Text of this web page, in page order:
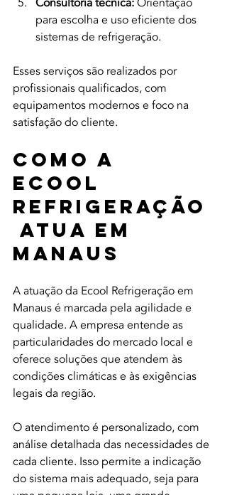
para escolha e uso eficiente dos
sistemas de refrigeração.
Esses serviços são realizados por
profissionais qualificados, com
equipamentos modernos e foco na
satisfação do cliente.
Como a
Ecool
Refrigeração
Atua em
Manaus
A atuação da Ecool Refrigeração em
Manaus é marcada pela agilidade e
qualidade. A empresa entende as
particularidades do mercado local e
oferece soluções que atendem às
condições climáticas e às exigências
legais da região.
O atendimento é personalizado, com
análise detalhada das necessidades de
cada cliente. Isso permite a indicação
do sistema mais adequado, seja para